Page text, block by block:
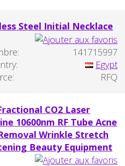
Steel Initial Necklace
141715997
Egypt
RFQ
CO2 Laser
10600nm RF Tube Acne
Wrinkle Stretch
Beauty Equipment